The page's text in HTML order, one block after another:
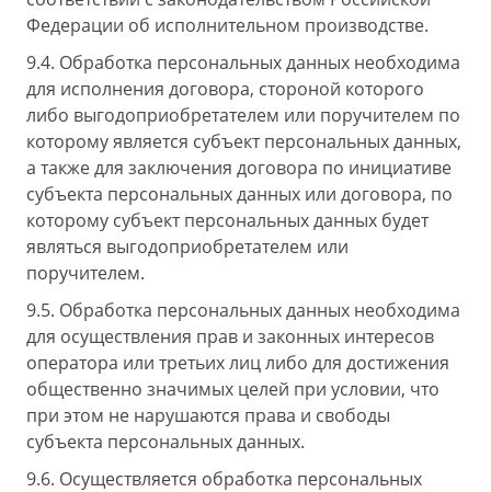
Федерации об исполнительном производстве.
9.4. Обработка персональных данных необходима
для исполнения договора, стороной которого
либо выгодоприобретателем или поручителем по
которому является субъект персональных данных,
а также для заключения договора по инициативе
субъекта персональных данных или договора, по
которому субъект персональных данных будет
являться выгодоприобретателем или
поручителем.
9.5. Обработка персональных данных необходима
для осуществления прав и законных интересов
оператора или третьих лиц либо для достижения
общественно значимых целей при условии, что
при этом не нарушаются права и свободы
субъекта персональных данных.
9.6. Осуществляется обработка персональных